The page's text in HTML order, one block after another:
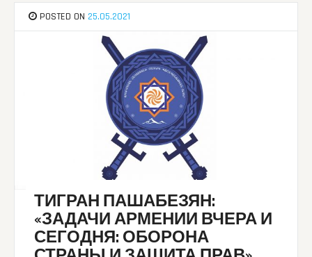
POSTED ON 25.05.2021
ТИГРАН ПАШАБЕЗЯН:
«ЗАДАЧИ АРМЕНИИ ВЧЕРА И
СЕГОДНЯ: ОБОРОНА